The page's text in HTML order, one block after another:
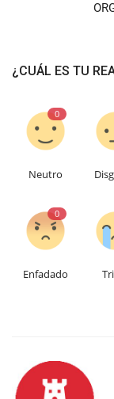
¿CUÁL ES TU
0
Neutro
0
Enfadado